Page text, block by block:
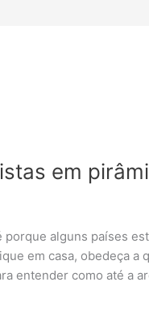
em
porque alguns países
em casa, obedeça a
entender como até a